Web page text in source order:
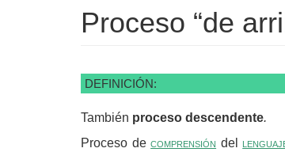
Proceso “de
DEFINICIÓN:
También proceso descendente.
Proceso decomprensión del